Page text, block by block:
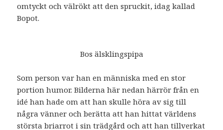
omtyckt och välrökt att den spruckit, idag kallad
Bopot.
Bos älsklingspipa
Som person var han en människa med en stor
portion humor. Bilderna här nedan härrör från en
idé han hade om att han skulle höra av sig till
några vänner och berätta att han hittat världens
största briarrot i sin trädgård och att han tillverkat